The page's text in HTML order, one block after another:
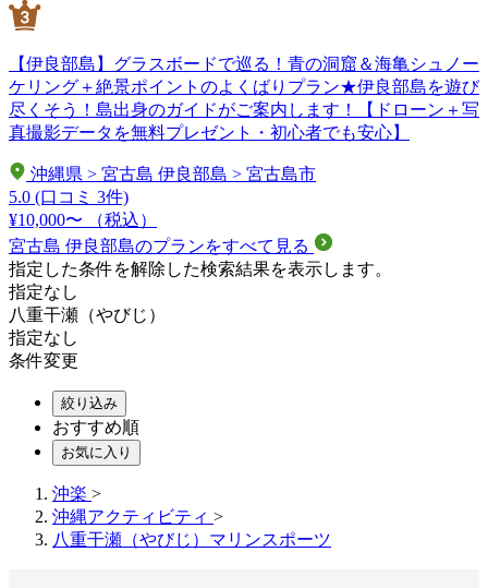
【伊良部島】グラスボードで巡る！青の洞窟＆海亀シュノー
ケリング＋絶景ポイントのよくばりプラン★伊良部島を遊び
尽くそう！島出身のガイドがご案内します！【ドローン＋写
真撮影データを無料プレゼント・初心者でも安心】
沖縄県 > 宮古島 伊良部島 > 宮古島市
5.0 (口コミ 3件)
¥10,000〜
（税込）
宮古島 伊良部島のプランをすべて見る
指定した条件を解除した検索結果を表示します。
指定なし
八重干瀬（やびじ）
指定なし
条件変更
絞り込み
おすすめ順
お気に入り
沖楽 >
沖縄アクティビティ >
八重干瀬（やびじ）マリンスポーツ